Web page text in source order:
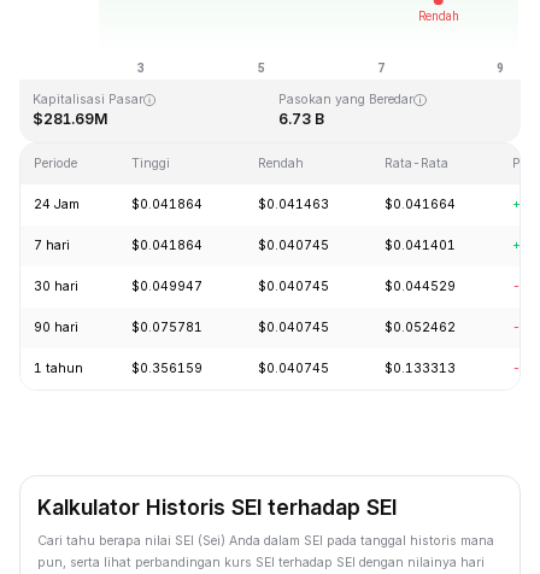
Kapitalisasi Pasar
$281.69M
Pasokan yang Beredar
6.73 B
Periode Tinggi Rendah Rata-Rata
24 Jam $0.041864 $0.041463 $0.041664
7 hari $0.041864 $0.040745 $0.041401
30 hari $0.049947 $0.040745 $0.044529 -
90 hari $0.075781 $0.040745 $0.052462 -
1 tahun $0.356159 $0.040745 $0.133313 -
Kalkulator Historis SEI terhadap SEI
Cari tahu berapa nilai SEI (Sei) Anda dalam SEI pada tanggal historis mana
pun, serta lihat perbandingan kurs SEI terhadap SEI dengan nilainya hari